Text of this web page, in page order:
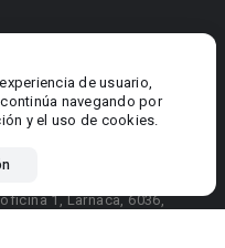
de usuario,
navegando por
y el uso de cookies.
1, Larnaca, 6036,